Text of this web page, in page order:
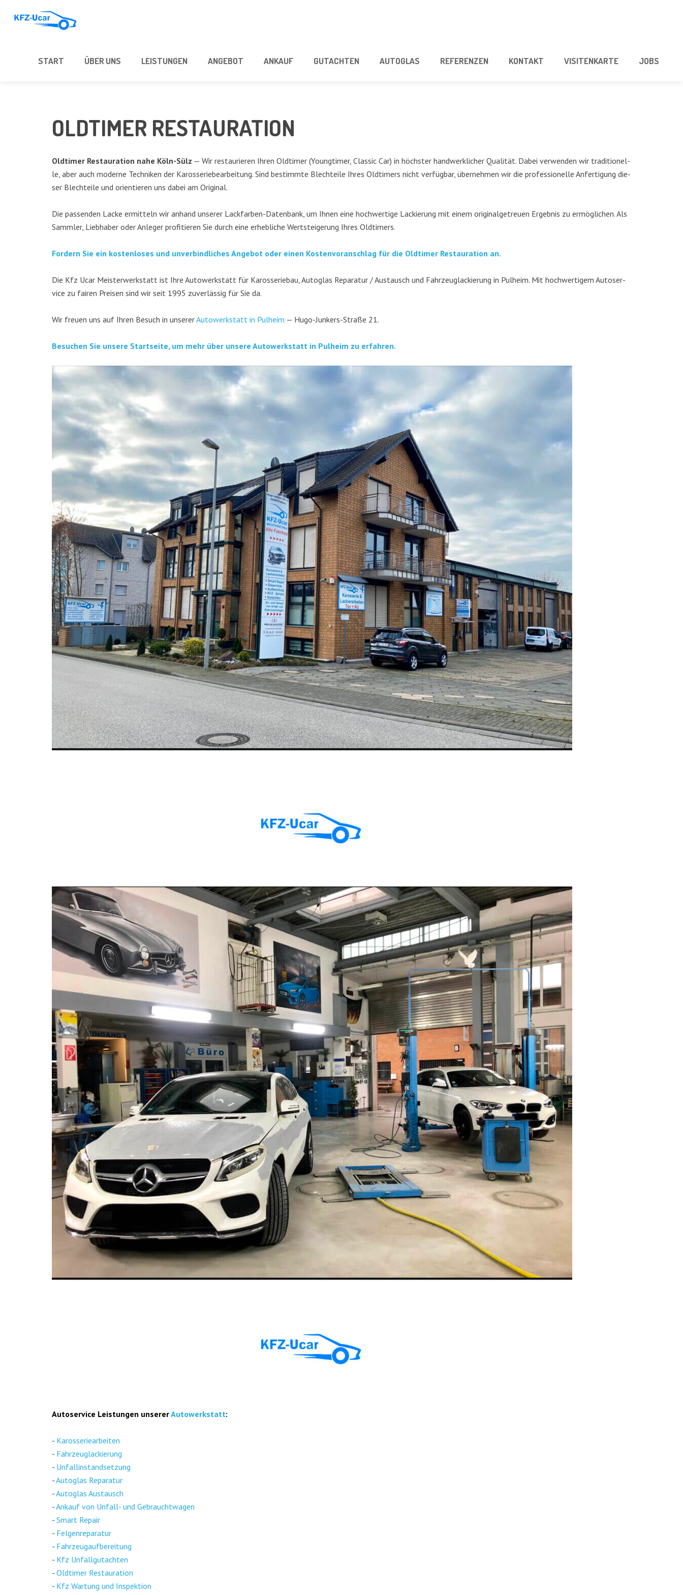
START ÜBER UNS LEIS­TUN­GEN ANGE­BOT ANKAUF GUT­ACH­TEN AUTO­GLAS REFE­REN­ZEN KON­TAKT VISI­TEN­KAR­TE JOBS
OLD­TI­MER RESTAURATION
Old­ti­mer Restau­ra­ti­on nahe Köln-Sülz — Wir restau­rie­ren Ihren Old­ti­mer (Young­timer, Clas­sic Car) in höchs­ter hand­werk­li­cher Qua­li­tät. Dabei ver­wen­den wir tra­di­tio­nel­
le, aber auch moder­ne Tech­ni­ken der Karos­se­rie­be­ar­bei­tung. Sind bestimm­te Blech­tei­le Ihres Old­ti­mers nicht ver­füg­bar, über­neh­men wir die pro­fes­sio­nel­le Anfer­ti­gung die­
ser Blech­tei­le und ori­en­tie­ren uns dabei am Original.
Die pas­sen­den Lacke ermit­teln wir anhand unse­rer Lack­far­ben-Daten­bank, um Ihnen eine hoch­wer­ti­ge Lackie­rung mit einem ori­gi­nal­ge­treu­en Ergeb­nis zu ermög­li­chen. Als
Samm­ler, Lieb­ha­ber oder Anle­ger pro­fi­tie­ren Sie durch eine erheb­li­che Wert­stei­ge­rung Ihres Oldtimers.
For­dern Sie ein kos­ten­lo­ses und unver­bind­li­ches Ange­bot oder einen Kos­ten­vor­anschlag für die Old­ti­mer Restau­ra­ti­on an.
Die Kfz Ucar Meis­ter­werk­statt ist Ihre Auto­werk­statt für Karos­se­rie­bau, Auto­glas Repa­ra­tur / Aus­tausch und Fahr­zeug­la­ckie­rung in Pul­heim. Mit hoch­wer­ti­gem Auto­ser­
vice zu fai­ren Prei­sen sind wir seit 1995 zuver­läs­sig für Sie da.
Wir freu­en uns auf Ihren Besuch in unse­rerAuto­werk­statt in Pul­heim — Hugo-Jun­kers-Stra­ße 21.
Besu­chen Sie unse­re Start­sei­te, um mehr über unse­re Auto­werk­statt in Pul­heim zu erfahren.
Auto­ser­vice Leis­tun­gen unse­rerAuto­werk­statt:
- Karos­se­rie­ar­bei­ten
- Fahr­zeug­la­ckie­rung
- Unfall­in­stand­set­zung
-Auto­glas Repa­ra­tur
-Auto­glas Aus­tausch
-Ankauf von Unfall- und Gebraucht­wa­gen
- Smart Repair
- Fel­gen­re­pa­ra­tur
- Fahr­zeug­auf­be­rei­tung
- Kfz Unfall­gut­ach­ten
- Old­ti­mer Restau­ra­ti­on
- Kfz War­tung und Inspek­ti­on